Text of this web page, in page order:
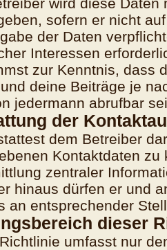
sofern er nicht
der Daten
Interessen
zur Kenntnis, dass
deine Beiträge je
jedermann abrufbar
der
dem Betreiber
Kontaktdaten
zentraler
hinaus dürfen er und
an entsprechender
dieser
umfasst nur